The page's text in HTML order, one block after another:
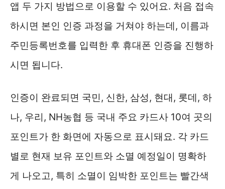
앱 두 가지 방법으로 이용할 수 있어요. 처음 접속
하시면 본인 인증 과정을 거쳐야 하는데, 이름과
주민등록번호를 입력한 후 휴대폰 인증을 진행하
시면 됩니다.
인증이 완료되면 국민, 신한, 삼성, 현대, 롯데, 하
나, 우리, NH농협 등 국내 주요 카드사 10여 곳의
포인트가 한 화면에 자동으로 표시돼요. 각 카드
별로 현재 보유 포인트와 소멸 예정일이 명확하
게 나오고, 특히 소멸이 임박한 포인트는 빨간색